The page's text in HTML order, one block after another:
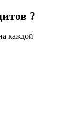
?
каждой